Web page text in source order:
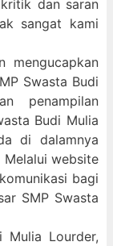
dan saran
sangat kami
mengucapkan
Swasta Budi
penampilan
Budi Mulia
di dalamnya
website
bagi
SMP Swasta
Mulia Lourder,